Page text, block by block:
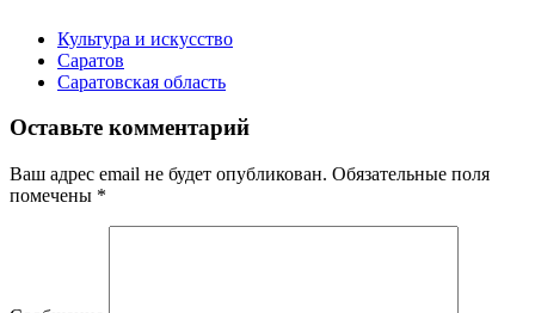
Культура и искусство
Саратов
Саратовская область
Оставьте комментарий
Ваш адрес email не будет опубликован. Обязательные поля
помечены *